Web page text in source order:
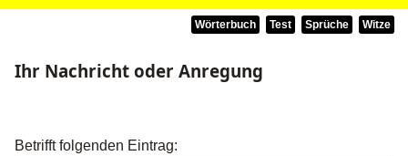
Wörterbuch Test Sprüche Witze
Ihr Nachricht oder Anregung
Betrifft folgenden Eintrag: